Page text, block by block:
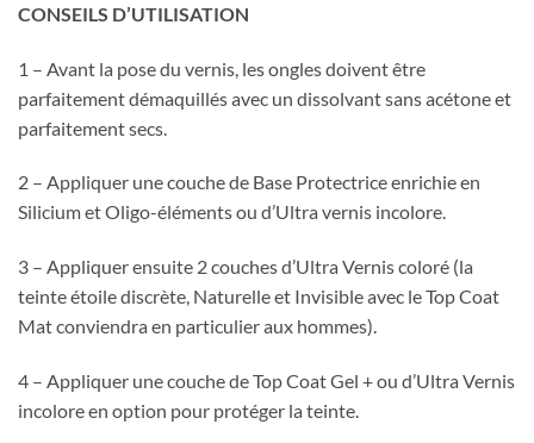
CONSEILS D’UTILISATION
1 – Avant la pose du vernis, les ongles doivent être
parfaitement démaquillés avec un dissolvant sans acétone et
parfaitement secs.
2 – Appliquer une couche de Base Protectrice enrichie en
Silicium et Oligo-éléments ou d’Ultra vernis incolore.
3 – Appliquer ensuite 2 couches d’Ultra Vernis coloré (la
teinte étoile discrète, Naturelle et Invisible avec le Top Coat
Mat conviendra en particulier aux hommes).
4 – Appliquer une couche de Top Coat Gel + ou d’Ultra Vernis
incolore en option pour protéger la teinte.